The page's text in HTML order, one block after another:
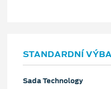
STANDARDNÍ
Sada Technology